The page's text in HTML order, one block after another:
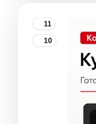
11
10